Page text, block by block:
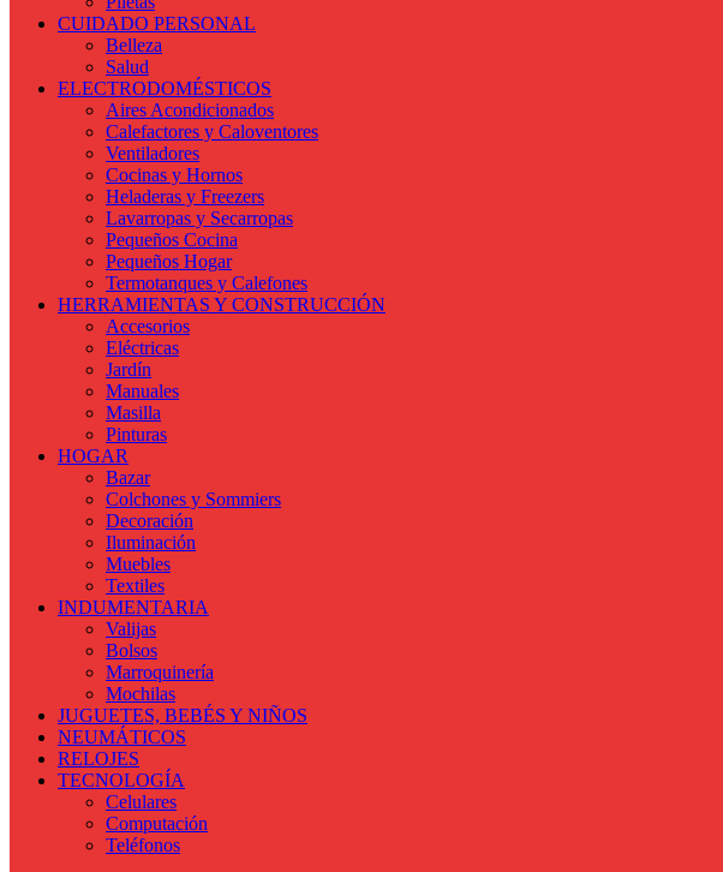
CUIDADO PERSONAL
Belleza
Salud
ELECTRODOMÉSTICOS
Aires Acondicionados
Calefactores y Caloventores
Ventiladores
Cocinas y Hornos
Heladeras y Freezers
Lavarropas y Secarropas
Pequeños Cocina
Pequeños Hogar
Termotanques y Calefones
HERRAMIENTAS Y CONSTRUCCIÓN
Accesorios
Eléctricas
Jardín
Manuales
Masilla
Pinturas
HOGAR
Bazar
Colchones y Sommiers
Decoración
Iluminación
Muebles
Textiles
INDUMENTARIA
Valijas
Bolsos
Marroquinería
Mochilas
JUGUETES, BEBÉS Y NIÑOS
NEUMÁTICOS
RELOJES
TECNOLOGÍA
Celulares
Computación
Teléfonos